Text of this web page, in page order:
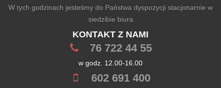
W tych godzinach jesteśmy do Państwa dyspozycji stacjonarnie w
siedzibie biura
KONTAKT Z NAMI
76 722 44 55
w godz. 12.00-16.00
602 691 400